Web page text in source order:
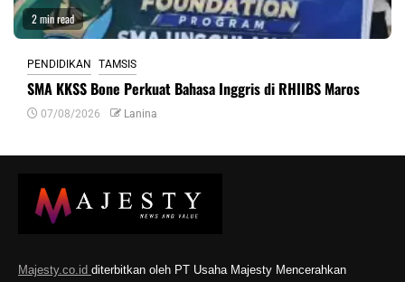
2 min read
PENDIDIKAN TAMSIS
SMA KKSS Bone Perkuat Bahasa Inggris di RHIIBS Maros
07/08/2026 Lanina
Majesty.co.id diterbitkan oleh PT Usaha Majesty Mencerahkan